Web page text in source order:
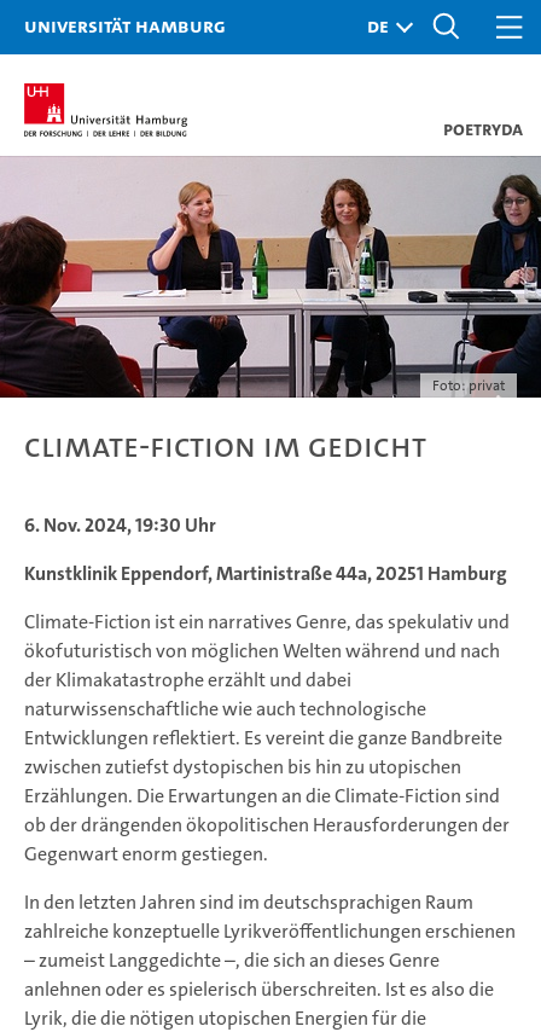
Universität Hamburg
PoetryDA
Foto: privat
Climate-Fiction im Gedicht
6. Nov. 2024, 19:30 Uhr
Kunstklinik Eppendorf, Martinistraße 44a, 20251 Hamburg
Climate-Fiction ist ein narratives Genre, das spekulativ und
ökofuturistisch von möglichen Welten während und nach
der Klimakatastrophe erzählt und dabei
naturwissenschaftliche wie auch technologische
Entwicklungen reflektiert. Es vereint die ganze Bandbreite
zwischen zutiefst dystopischen bis hin zu utopischen
Erzählungen. Die Erwartungen an die Climate-Fiction sind
ob der drängenden ökopolitischen Herausforderungen der
Gegenwart enorm gestiegen.
In den letzten Jahren sind im deutschsprachigen Raum
zahlreiche konzeptuelle Lyrikveröffentlichungen erschienen
– zumeist Langgedichte –, die sich an dieses Genre
anlehnen oder es spielerisch überschreiten. Ist es also die
Lyrik, die die nötigen utopischen Energien für die